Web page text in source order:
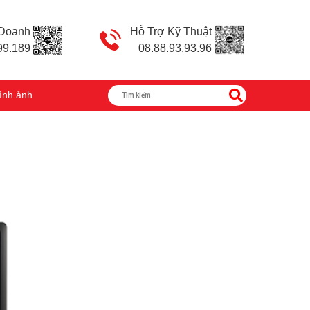
Hỗ Trợ Kỹ Thuật
08.88.93.93.96
ảnh